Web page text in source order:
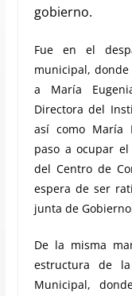
gobierno.
Fue en el
municipal,
a María
Directora del
así como María
paso a ocupar el
del Centro de
espera de ser
junta de
De la misma
estructura de
Municipal,